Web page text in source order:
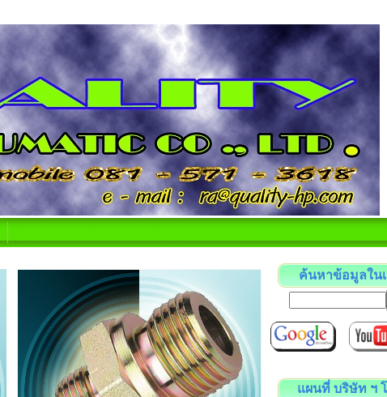
ค้นหาข้อมูลใน
แผนที่ บริษัท ฯ